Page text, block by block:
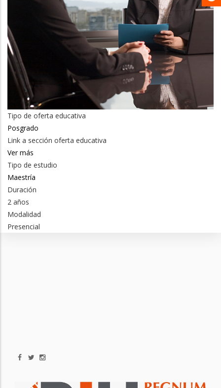
Tipo de oferta educativa
Posgrado
Link a sección oferta educativa
Ver más
Tipo de estudio
Maestría
Duración
2 años
Modalidad
Presencial